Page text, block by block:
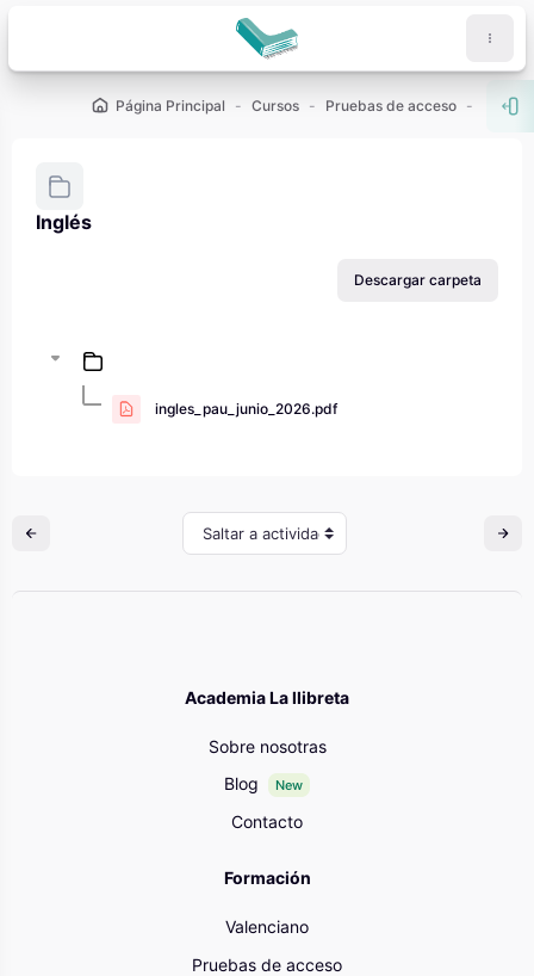
Página Principal Cursos Pruebas de acceso PAU -
Inglés
Descargar carpeta
ingles_pau_junio_2026.pdf
Saltar a actividad
Academia La llibreta
Sobre nosotras
Blog
New
Contacto
Formación
Valenciano
Pruebas de acceso